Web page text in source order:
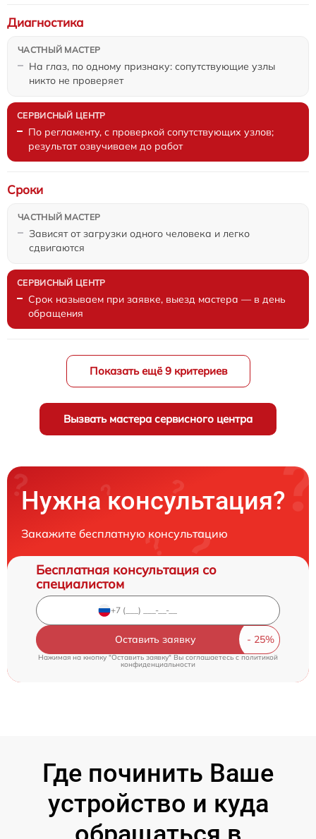
На глаз, по одному признаку: сопутствующие узлы
никто не проверяет
Диагностика
По регламенту, с проверкой сопутствующих узлов;
результат озвучиваем до работ
Зависят от загрузки одного человека и легко
сдвигаются
Сроки
Срок называем при заявке, выезд мастера — в день
обращения
Показать ещё 9 критериев
Вызвать мастера сервисного центра
Нужна консультация?
Закажите бесплатную консультацию
Бесплатная консультация со
специалистом
Оставить заявку
Нажимая на кнопку "Оставить заявку" Вы соглашаетесь cполитикой
конфиденциальности
Где починить Ваше
устройство и куда